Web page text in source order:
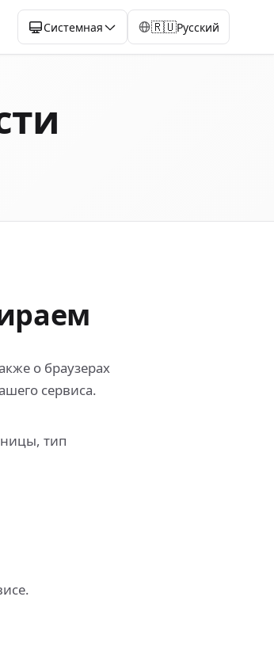
Системная 🇷🇺Русский
о браузерах
сервиса.
тип